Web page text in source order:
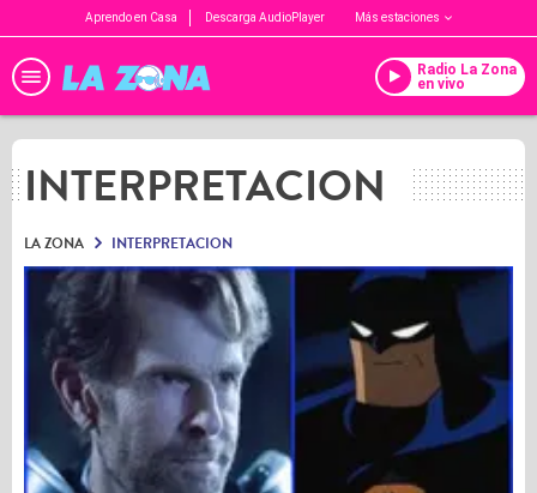
Aprendo en Casa Descarga AudioPlayer Más estaciones
Radio La Zona
en vivo
INTERPRETACION
LA ZONA INTERPRETACION